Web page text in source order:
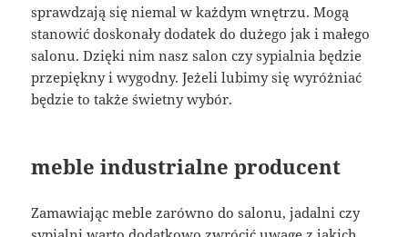
sprawdzają się niemal w każdym wnętrzu. Mogą
stanowić doskonały dodatek do dużego jak i małego
salonu. Dzięki nim nasz salon czy sypialnia będzie
przepiękny i wygodny. Jeżeli lubimy się wyróżniać
będzie to także świetny wybór.
meble industrialne producent
Zamawiając meble zarówno do salonu, jadalni czy